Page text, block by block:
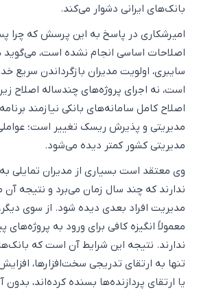
بانک‌های ایرانی دشوار می‌کند.
امیرشکاری در پاسخ به این پرسش که چرا
اصلاحات اساسی انجام نشده است،
سایبری، اولویت مدیران بازگرداندن سریع
است، نه اجرای پروژه‌های چندساله اصلاح
اصلاح کامل سامانه‌های بانکی نیازمند
مدیریتی و پذیرش ریسک تغییر است؛
مدیریتی کشور کمتر دیده می‌شود.
وی معتقد است بسیاری از مدیران تمایلی به
ندارند که چند سال زمان می‌برد و نتیجه
مدیریت افراد بعدی دیده شود. از سوی
معمولاً انگیزه کافی برای ورود به
ندارند. نتیجه این شرایط آن است که
تنها به ارتقای تدریجی سخت‌افزارها،
یا ارتقای پردازنده‌ها بسنده کرده‌اند،